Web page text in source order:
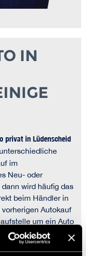
IN
privat in Lüdenscheid
im
Neu- oder
wird häufig das
beim Händler in
Autokauf
um ein Auto
auf der Hand: der
die schnellste und